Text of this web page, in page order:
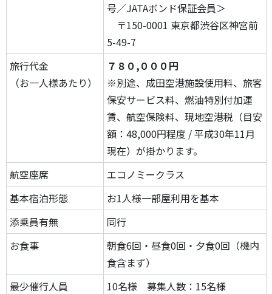
号／JATAボンド保証会員＞
〒150-0001 東京都渋谷区神宮前
5-49-7
旅行代金
（お一人様あたり）
７８０,０００円
※別途、成田空港施設使用料、旅客
保安サービス料、燃油特別付加運
賃、航空保険料、現地空港税（目安
額：48,000円程度 / 平成30年11月
現在）が掛かります。
航空座席
エコノミークラス
基本宿泊形態
お1人様一部屋利用を基本
添乗員有無
同行
お食事
朝食6回・昼食0回・夕食0回（機内
食含まず）
最少催行人員
10名様 募集人数：15名様